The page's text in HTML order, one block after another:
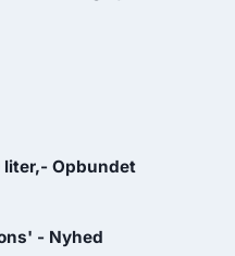
Opbundet
- Nyhed